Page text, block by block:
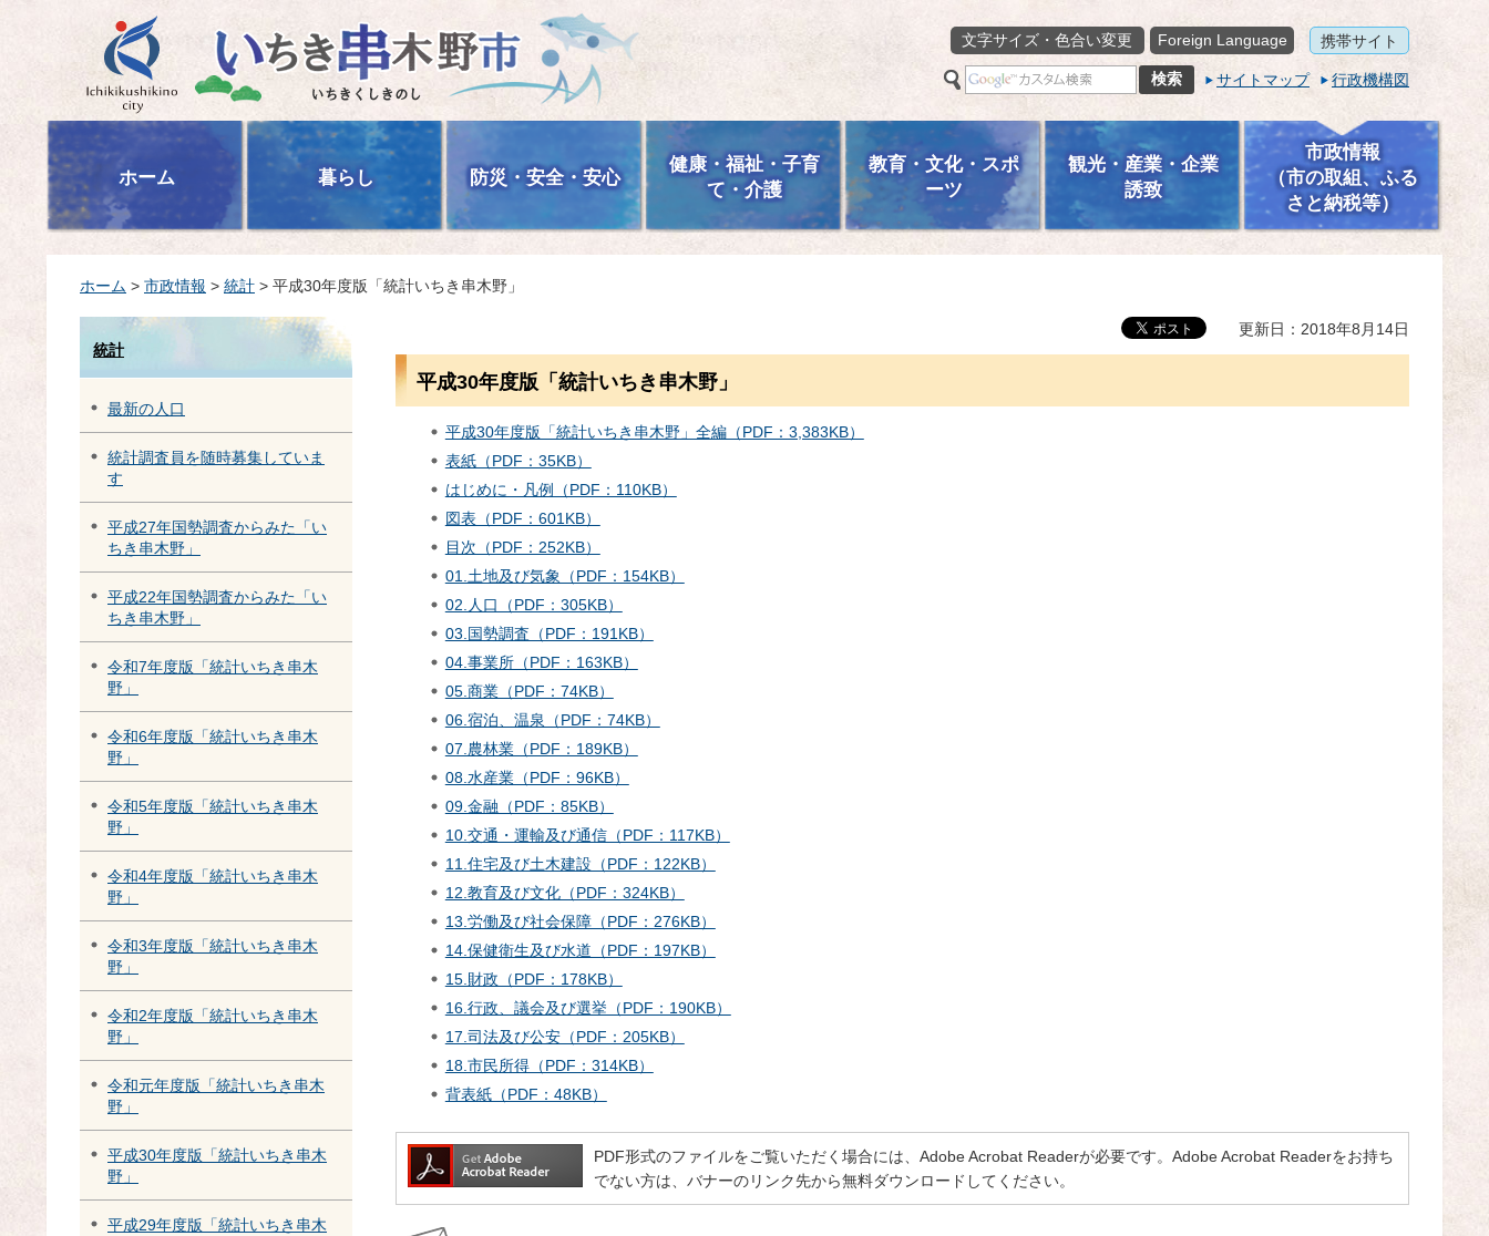
いちき串木野市
文字サイズ・色合い変更
Foreign Language 携帯サイト
サイトマップ 行政機構図
ホーム 暮らし 防災・安全・安心
健康・福祉・子育
て・介護
教育・文化・スポ
ーツ
観光・産業・企業
誘致
市政情報
（市の取組、ふる
さと納税等）
ホーム > 市政情報 > 統計 > 平成30年度版「統計いちき串木野」
統計
最新の人口
統計調査員を随時募集していま
す
平成27年国勢調査からみた「い
ちき串木野」
平成22年国勢調査からみた「い
ちき串木野」
令和7年度版「統計いちき串木
野」
令和6年度版「統計いちき串木
野」
令和5年度版「統計いちき串木
野」
令和4年度版「統計いちき串木
野」
令和3年度版「統計いちき串木
野」
令和2年度版「統計いちき串木
野」
令和元年度版「統計いちき串木
野」
平成30年度版「統計いちき串木
野」
平成29年度版「統計いちき串木
更新日：2018年8月14日
平成30年度版「統計いちき串木野」
平成30年度版「統計いちき串木野」全編（PDF：3,383KB）
表紙（PDF：35KB）
はじめに・凡例（PDF：110KB）
図表（PDF：601KB）
目次（PDF：252KB）
01.土地及び気象（PDF：154KB）
02.人口（PDF：305KB）
03.国勢調査（PDF：191KB）
04.事業所（PDF：163KB）
05.商業（PDF：74KB）
06.宿泊、温泉（PDF：74KB）
07.農林業（PDF：189KB）
08.水産業（PDF：96KB）
09.金融（PDF：85KB）
10.交通・運輸及び通信（PDF：117KB）
11.住宅及び土木建設（PDF：122KB）
12.教育及び文化（PDF：324KB）
13.労働及び社会保障（PDF：276KB）
14.保健衛生及び水道（PDF：197KB）
15.財政（PDF：178KB）
16.行政、議会及び選挙（PDF：190KB）
17.司法及び公安（PDF：205KB）
18.市民所得（PDF：314KB）
背表紙（PDF：48KB）
PDF形式のファイルをご覧いただく場合には、Adobe Acrobat Readerが必要です。Adobe Acrobat Readerをお持ち
でない方は、バナーのリンク先から無料ダウンロードしてください。